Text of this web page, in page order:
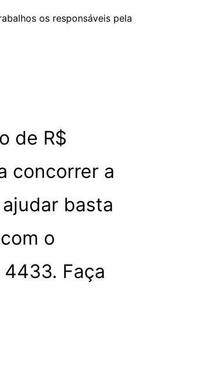
os responsáveis pela
de R$
concorrer a
basta
o
Faça